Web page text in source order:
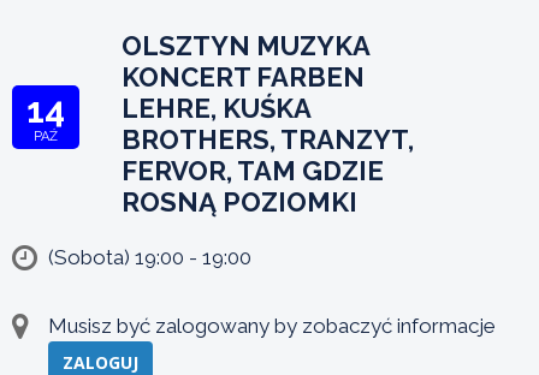
14
PAŹ
OLSZTYN MUZYKA
KONCERT FARBEN
LEHRE, KUŚKA
BROTHERS, TRANZYT,
FERVOR, TAM GDZIE
ROSNĄ POZIOMKI
(Sobota) 19:00 - 19:00
Musisz być zalogowany by zobaczyć informacje
ZALOGUJ